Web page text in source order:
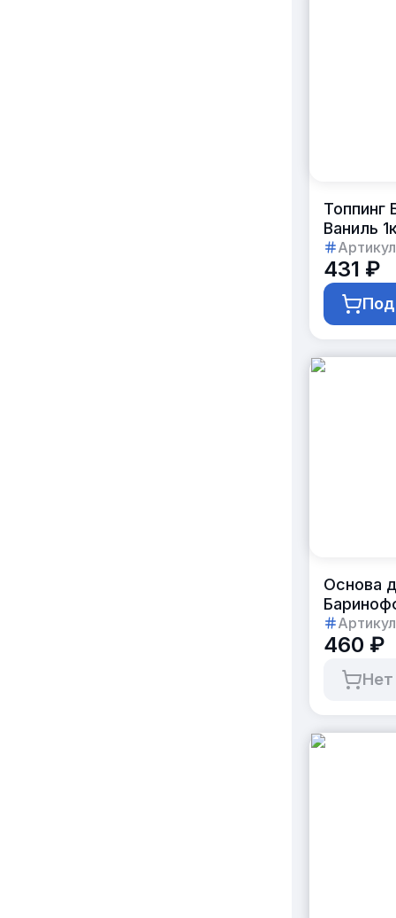
Топпинг
Ваниль
431 ₽
Под
Основа
460 ₽